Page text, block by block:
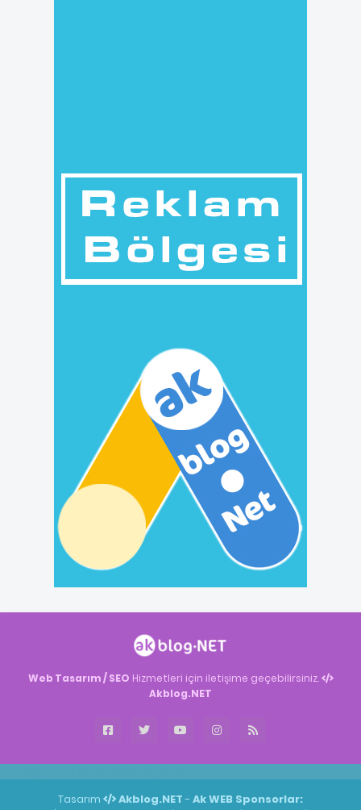
Web Tasarım / SEO Hizmetleri için iletişime geçebilirsiniz.
Akblog.NET
Tasarım Akblog.NET - Ak WEB Sponsorlar: